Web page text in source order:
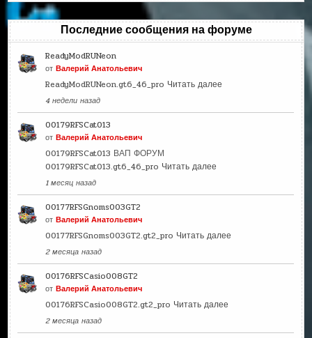
Последние сообщения на форуме
ReadyModRUNeon
отВалерий Анатольевич
ReadyModRUNeon.gt6_46_pro Читать далее
4 недели назад
00179RFSCat013
отВалерий Анатольевич
00179RFSCat013 ВАП ФОРУМ
00179RFSCat013.gt6_46_pro Читать далее
1 месяц назад
00177RFSGnoms003GT2
отВалерий Анатольевич
00177RFSGnoms003GT2.gt2_pro Читать далее
2 месяца назад
00176RFSCasio008GT2
отВалерий Анатольевич
00176RFSCasio008GT2.gt2_pro Читать далее
2 месяца назад